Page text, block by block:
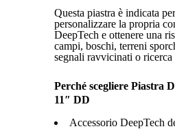
Questa piastra è indicata
personalizzare la propria
DeepTech e ottenere una
campi, boschi, terreni
segnali ravvicinati o ricerca
Perché scegliere Piastra
11″ DD
Accessorio DeepTech